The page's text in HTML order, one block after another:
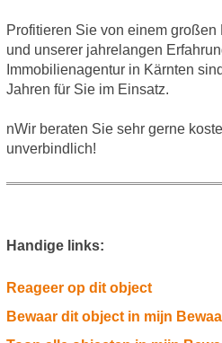
Profitieren Sie von einem großen
und unserer jahrelangen
Immobilienagentur in Kärnten
Jahren für Sie im Einsatz.
nWir beraten Sie sehr gerne
unverbindlich!
Handige links:
Reageer op dit object
Bewaar dit object in mijn